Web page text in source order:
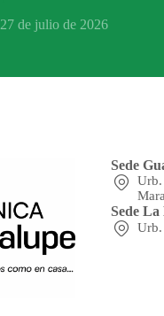
27 de julio de 2026
Sede
Urb.
Sede
Urb.